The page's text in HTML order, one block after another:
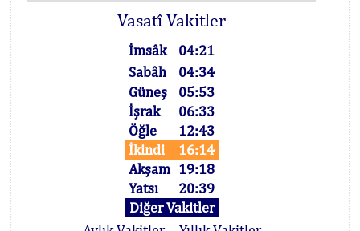
Vasatî Vakitler
İmsâk
04:21
Sabâh
04:34
Güneş
05:53
İşrak
06:33
Öğle
12:43
İkindi
16:14
Akşam 19:18
Yatsı
20:39
Diğer Vakitler